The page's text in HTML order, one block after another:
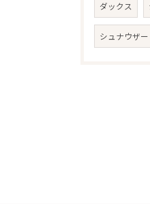
ダックス
シュナウザー